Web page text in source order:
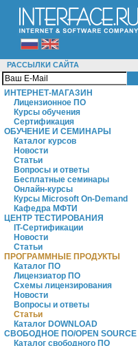
РАССЫЛКИ САЙТА
ИНТЕРНЕТ-МАГАЗИН
Лицензионное ПО
Курсы обучения
Сертификация
ОБУЧЕНИЕ И СЕМИНАРЫ
Каталог курсов
Новости
Статьи
Вопросы и ответы
Бесплатные семинары
Онлайн-курсы
Курсы Microsoft On-Demand
Кафедра МФТИ
ЦЕНТР ТЕСТИРОВАНИЯ
IT-Сертификации
Новости
Статьи
ПРОГРАММНЫЕ ПРОДУКТЫ
Каталог ПО
Лицензиатор ПО
Схемы лицензирования
Новости
Вопросы и ответы
Статьи
Каталог DOWNLOAD
СВОБОДНОЕ ПО/OPEN SOURCE
Каталог свободного ПО